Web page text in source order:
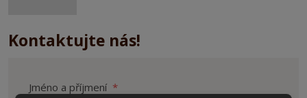
Kontaktujte nás!
Jméno a příjmení *